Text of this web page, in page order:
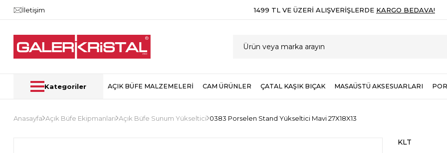
İletişim 1499 TL VE ÜZERI ALIŞVERIŞLERDE KARGO BEDAVA!
Kategoriler AÇIK BÜFE MALZEMELERİ CAM ÜRÜNLER ÇATAL KAŞIK BIÇAK MASAÜSTÜ AKSESUARLARI
Anasayfa Açık Büfe Ekipmanları Açık Büfe Sunum Yükseltici 0383 Porselen Stand Yükseltici Mavi 27X18X13
KLT